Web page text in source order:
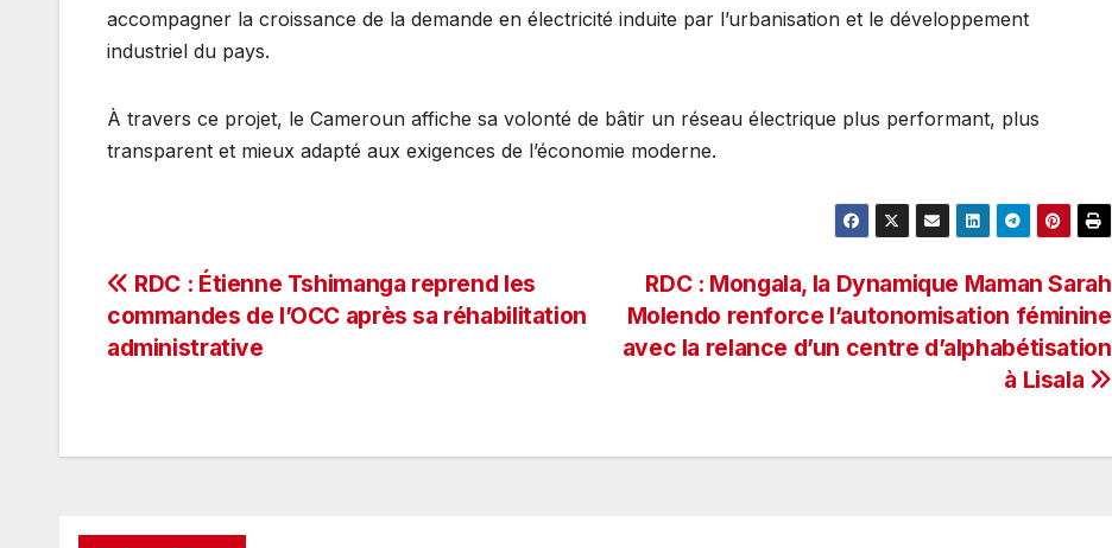
accompagner la croissance de la demande en électricité induite par l’urbanisation et le développement
industriel du pays.
À travers ce projet, le Cameroun affiche sa volonté de bâtir un réseau électrique plus performant, plus
transparent et mieux adapté aux exigences de l’économie moderne.
Navigation
de
RDC : Mongala, la Dynamique Maman Sarah
Molendo renforce l’autonomisation féminine
avec la relance d’un centre d’alphabétisation
à Lisala
RDC : Étienne Tshimanga reprend les
commandes de l’OCC après sa réhabilitation
administrative